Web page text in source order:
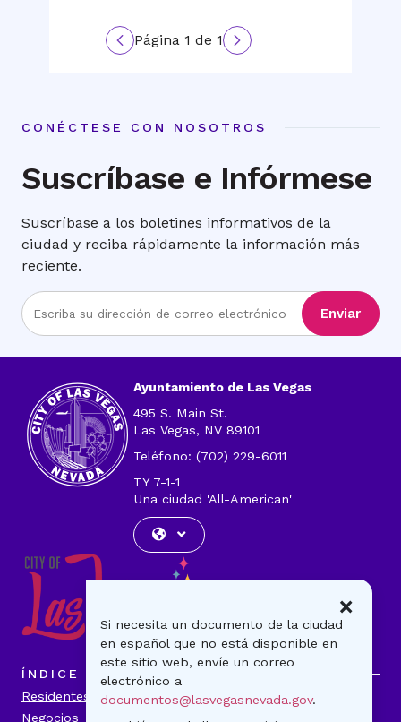
Previous
Página 1 de 1
Next
CONÉCTESE CON NOSOTROS
Suscríbase e Infórmese
Suscríbase a los boletines informativos de la
ciudad y reciba rápidamente la información más
reciente.
Ingrese
la
correo
electrónico
Enviar
Ayuntamiento de Las Vegas
495 S. Main St.
Las Vegas, NV 89101
Teléfono: (702) 229-6011
TY 7-1-1
Una ciudad 'All-American'
ÍNDICE
Residentes
Visitantes
Negocios
Si necesita un documento de la ciudad
en español que no está disponible en
este sitio web, envíe un correo
electrónico a
documentos@lasvegasnevada.gov.
×